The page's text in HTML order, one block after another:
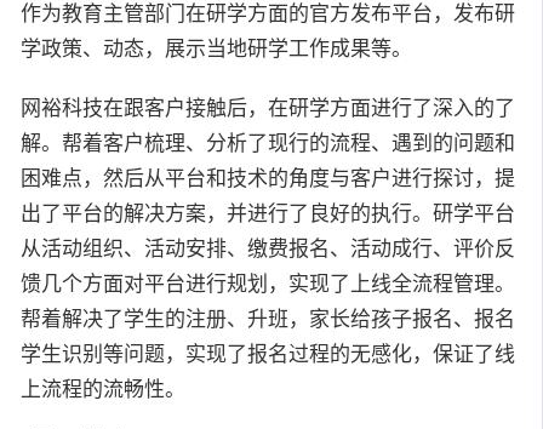
作为教育主管部门在研学方面的官方发布平台，发布研
学政策、动态，展示当地研学工作成果等。
网裕科技在跟客户接触后，在研学方面进行了深入的了
解。帮着客户梳理、分析了现行的流程、遇到的问题和
困难点，然后从平台和技术的角度与客户进行探讨，提
出了平台的解决方案，并进行了良好的执行。研学平台
从活动组织、活动安排、缴费报名、活动成行、评价反
馈几个方面对平台进行规划，实现了上线全流程管理。
帮着解决了学生的注册、升班，家长给孩子报名、报名
学生识别等问题，实现了报名过程的无感化，保证了线
上流程的流畅性。